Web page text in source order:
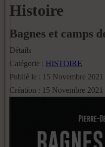
Histoire
Bagnes et camps
Détails
Catégorie : HISTOIRE
Publié le : 15 Novembre 2021
Création : 15 Novembre 2021